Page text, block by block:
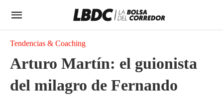
Tendencias & Coaching
Arturo Martín: el guionista
del milagro de Fernando